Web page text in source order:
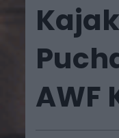
AWF